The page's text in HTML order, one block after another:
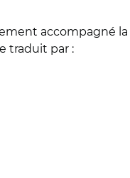
accompagné la
traduit par :